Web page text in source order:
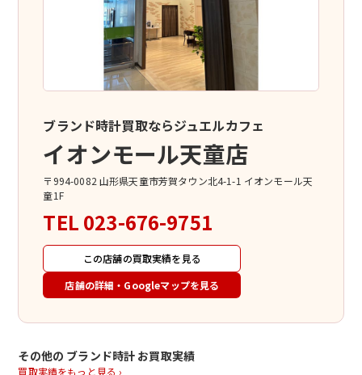
ブランド時計買取ならジュエルカフェ
イオンモール天童店
〒994-0082 山形県天童市芳賀タウン北4-1-1 イオンモール天
童1F
TEL 023-676-9751
この店舗の買取実績を見る
店舗の詳細・Googleマップを見る
その他の ブランド時計 お買取実績
買取実績をもっと見る ›